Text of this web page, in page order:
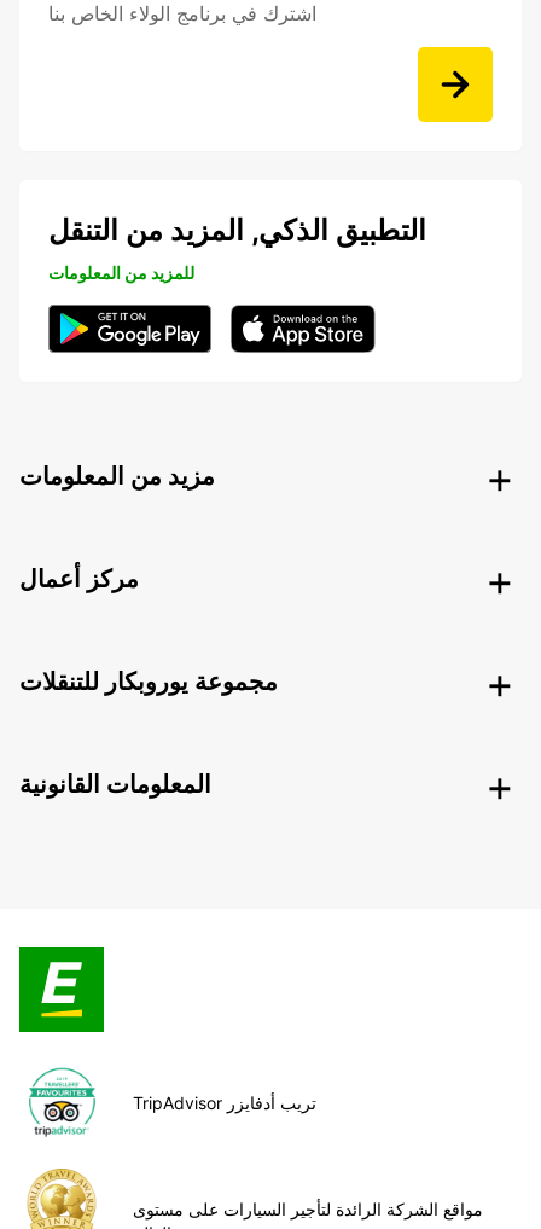
اشترك في برنامج الولاء الخاص بنا
التطبيق الذكي, المزيد من التنقل
للمزيد من المعلومات
مزيد من المعلومات
مركز أعمال
مجموعة يوروبكار للتنقلات
المعلومات القانونية
TripAdvisor تريب أدفايزر
مواقع الشركة الرائدة لتأجير السيارات على مستوى